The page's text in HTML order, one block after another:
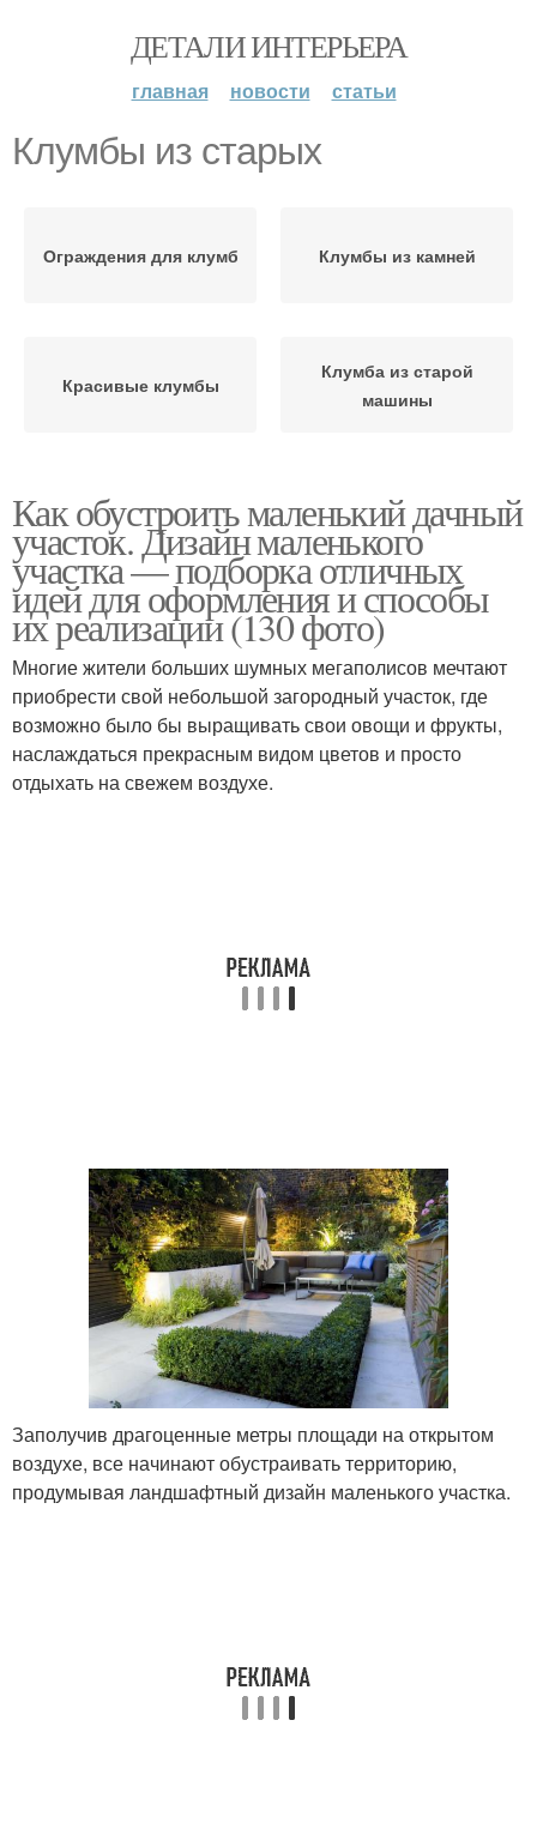
ДЕТАЛИ ИНТЕРЬЕРА
главная новости статьи
Клумбы из старых
Ограждения для клумб Клумбы из камней
Красивые клумбы
Клумба из старой
машины
Как обустроить маленький дачный
участок. Дизайн маленького
участка — подборка отличных
идей для оформления и способы
их реализации (130 фото)
Многие жители больших шумных мегаполисов мечтают
приобрести свой небольшой загородный участок, где
возможно было бы выращивать свои овощи и фрукты,
наслаждаться прекрасным видом цветов и просто
отдыхать на свежем воздухе.
Заполучив драгоценные метры площади на открытом
воздухе, все начинают обустраивать территорию,
продумывая ландшафтный дизайн маленького участка.